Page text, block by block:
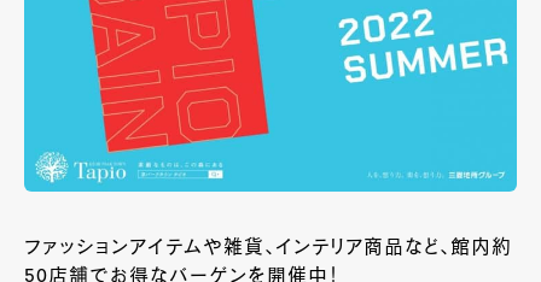
ファッションアイテムや雑貨、インテリア商品など、館内約
50店舗でお得なバーゲンを開催中！